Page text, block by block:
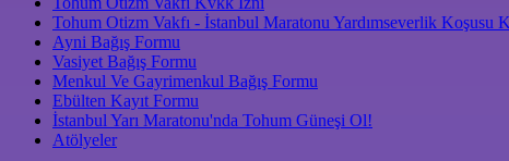
Tohum Otizm Vakfı - İstanbul Maratonu Yardımseverlik Koşusu
Ayni Bağış Formu
Vasiyet Bağış Formu
Menkul Ve Gayrimenkul Bağış Formu
Ebülten Kayıt Formu
İstanbul Yarı Maratonu'nda Tohum Güneşi Ol!
Atölyeler